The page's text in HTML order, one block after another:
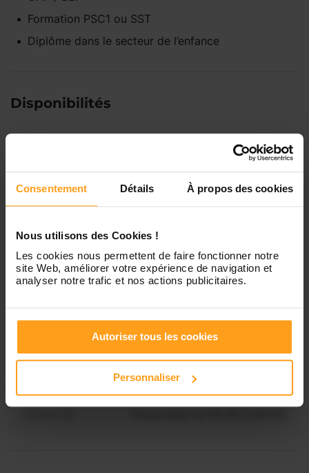
Consentement Détails À propos des cookies
Nous utilisons des Cookies !
Les cookies nous permettent de faire fonctionner notre
site Web, améliorer votre expérience de navigation et
analyser notre trafic et nos actions publicitaires.
Autoriser tous les cookies
Personnaliser
Formation PSC1 ou SST
Diplôme dans le secteur de l’enfance
Disponibilités
Indisponible
Disponible de 00:00 à 00:00
Mercredi Disponible de 00:00 à 00:30
Jeudi Disponible de 00:00 à 00:00
Disponible de 00:00 à 00:00
Vous souhaitez connaître les
disponibilités de Julie ?
Contactez-nous